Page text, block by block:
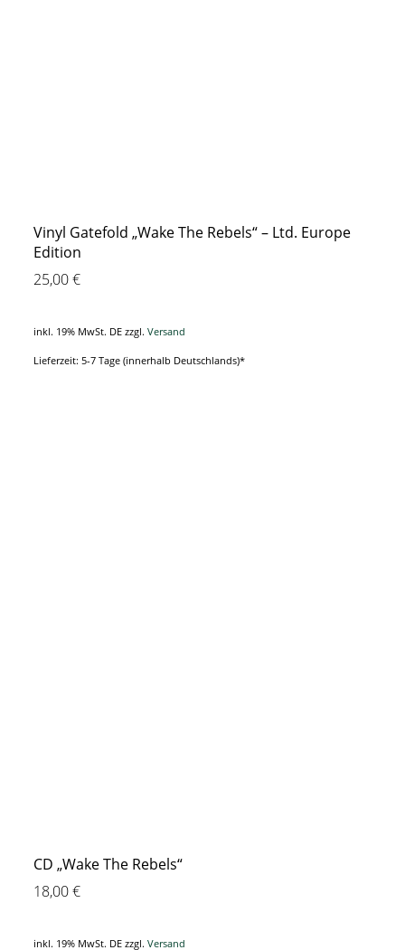
Vinyl Gatefold „Wake The Rebels“ – Ltd. Europe
Edition
25,00€
inkl. 19% MwSt. DE zzgl. Versand
Lieferzeit: 5-7 Tage (innerhalb Deutschlands)*
CD „Wake The Rebels“
18,00€
inkl. 19% MwSt. DE zzgl. Versand